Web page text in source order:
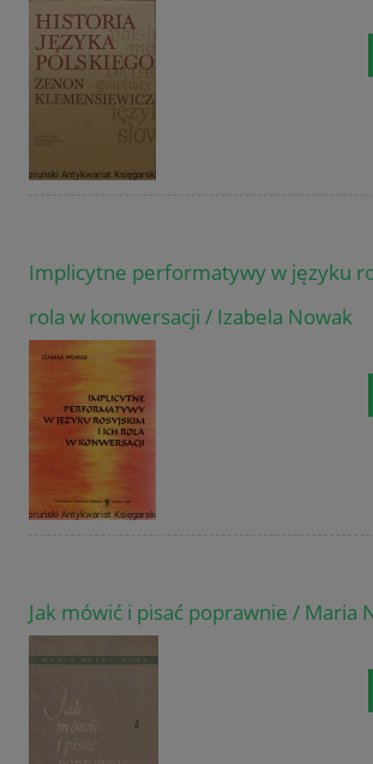
Implicytne performatywy w języku
rola w konwersacji / Izabela Nowak
Jak mówić i pisać poprawnie / Maria